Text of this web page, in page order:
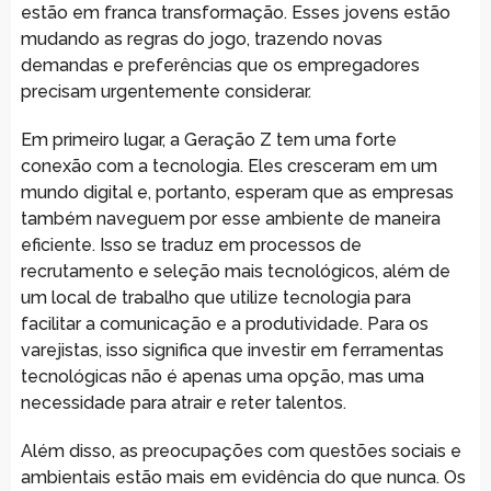
estão em franca transformação. Esses jovens estão
mudando as regras do jogo, trazendo novas
demandas e preferências que os empregadores
precisam urgentemente considerar.
Em primeiro lugar, a Geração Z tem uma forte
conexão com a tecnologia. Eles cresceram em um
mundo digital e, portanto, esperam que as empresas
também naveguem por esse ambiente de maneira
eficiente. Isso se traduz em processos de
recrutamento e seleção mais tecnológicos, além de
um local de trabalho que utilize tecnologia para
facilitar a comunicação e a produtividade. Para os
varejistas, isso significa que investir em ferramentas
tecnológicas não é apenas uma opção, mas uma
necessidade para atrair e reter talentos.
Além disso, as preocupações com questões sociais e
ambientais estão mais em evidência do que nunca. Os